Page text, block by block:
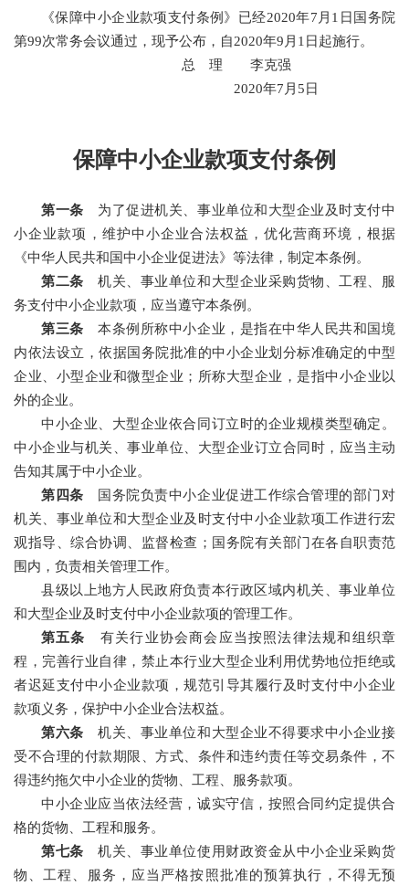
《保障中小企业款项支付条例》已经2020年7月1日国务院
第99次常务会议通过，现予公布，自2020年9月1日起施行。
总 理 李克强
2020年7月5日
保障中小企业款项支付条例
第一条 为了促进机关、事业单位和大型企业及时支付中
小企业款项，维护中小企业合法权益，优化营商环境，根据
《中华人民共和国中小企业促进法》等法律，制定本条例。
第二条 机关、事业单位和大型企业采购货物、工程、服
务支付中小企业款项，应当遵守本条例。
第三条 本条例所称中小企业，是指在中华人民共和国境
内依法设立，依据国务院批准的中小企业划分标准确定的中型
企业、小型企业和微型企业；所称大型企业，是指中小企业以
外的企业。
中小企业、大型企业依合同订立时的企业规模类型确定。
中小企业与机关、事业单位、大型企业订立合同时，应当主动
告知其属于中小企业。
第四条 国务院负责中小企业促进工作综合管理的部门对
机关、事业单位和大型企业及时支付中小企业款项工作进行宏
观指导、综合协调、监督检查；国务院有关部门在各自职责范
围内，负责相关管理工作。
县级以上地方人民政府负责本行政区域内机关、事业单位
和大型企业及时支付中小企业款项的管理工作。
第五条
有关行业协会商会应当按照法律法规和组织章
程，完善行业自律，禁止本行业大型企业利用优势地位拒绝或
者迟延支付中小企业款项，规范引导其履行及时支付中小企业
款项义务，保护中小企业合法权益。
第六条 机关、事业单位和大型企业不得要求中小企业接
受不合理的付款期限、方式、条件和违约责任等交易条件，不
得违约拖欠中小企业的货物、工程、服务款项。
中小企业应当依法经营，诚实守信，按照合同约定提供合
格的货物、工程和服务。
第七条 机关、事业单位使用财政资金从中小企业采购货
物、工程、服务，应当严格按照批准的预算执行，不得无预